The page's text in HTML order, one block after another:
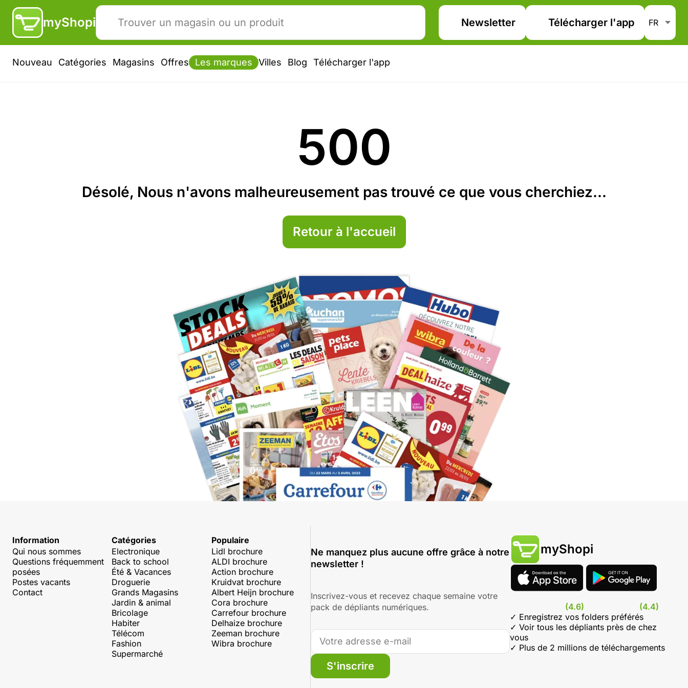
myShopi Newsletter Télécharger l'app
Nouveau Catégories Magasins Offres Les marques Villes Blog Télécharger l'app
500
Désolé, Nous n'avons malheureusement pas trouvé ce que vous cherchiez...
Retour à l'accueil
Information
Qui nous sommes
Questions fréquemment
posées
Postes vacants
Contact
Catégories
Electronique
Back to school
Été & Vacances
Droguerie
Grands Magasins
Jardin & animal
Bricolage
Habiter
Télécom
Fashion
Supermarché
Populaire
Lidl brochure
ALDI brochure
Action brochure
Kruidvat brochure
Albert Heijn brochure
Cora brochure
Carrefour brochure
Delhaize brochure
Zeeman brochure
Wibra brochure
Ne manquez plus aucune offre grâce à notre
newsletter !
Inscrivez-vous et recevez chaque semaine votre
pack de dépliants numériques.
S'inscrire
myShopi
(4.6)
(4.4)
✓ Enregistrez vos folders préférés
✓ Voir tous les dépliants près de chez
vous
✓ Plus de 2 millions de téléchargements